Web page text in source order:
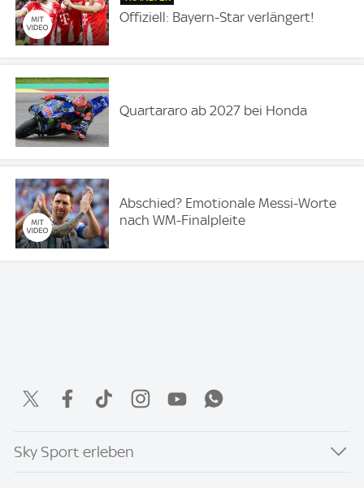
Offiziell: Bayern-Star verlängert!
Quartararo ab 2027 bei Honda
Abschied? Emotionale Messi-Worte
nach WM-Finalpleite
Sky Sport erleben